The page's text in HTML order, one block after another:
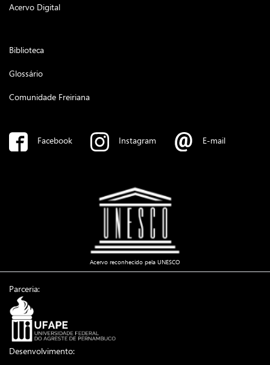
Acervo Digital
Biblioteca
Glossário
Comunidade Freiriana
Facebook Instagram E-mail
Acervo reconhecido pela UNESCO
Parceria:
Desenvolvimento: